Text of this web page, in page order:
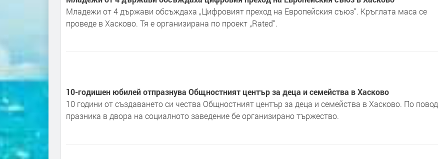
Младежи от 4 държави обсъждаха „Цифровият преход на Европейския съюз“. Кръглата маса се
проведе в Хасково. Тя е организирана по проект „Rated“.
10-годишен юбилей отпразнува Общностният център за деца и семейства в Хасково
10 години от създаването си чества Общностният център за деца и семейства в Хасково. По повод
празника в двора на социалното заведение бе организирано тържество.